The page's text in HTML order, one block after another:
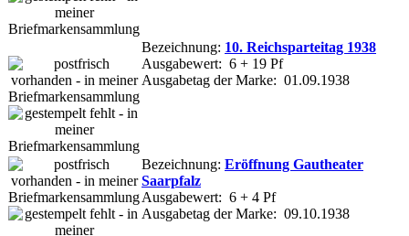
Bezeichnung: 10. Reichsparteitag 1938
Ausgabewert: 6 + 19 Pf
Ausgabetag der Marke: 01.09.1938
Bezeichnung: Eröffnung Gautheater
Saarpfalz
Ausgabewert: 6 + 4 Pf
Ausgabetag der Marke: 09.10.1938